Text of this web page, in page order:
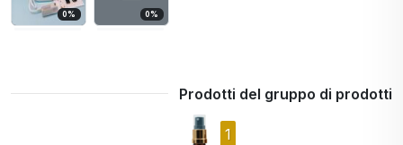
0% 0%
Prodotti del gruppo di prodotti
1